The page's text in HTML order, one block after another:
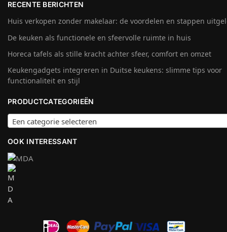
RECENTE BERICHTEN
Huis verkopen zonder makelaar: de voordelen en stappen
De keuken als functionele en sfeervolle ruimte in huis
Horeca tafels als stille kracht achter sfeer, comfort en omzet
Keukengadgets integreren in Duitse keukens: slimme tips voor
functionaliteit en stijl
PRODUCTCATEGORIEËN
Een categorie selecteren
OOK INTERESSANT